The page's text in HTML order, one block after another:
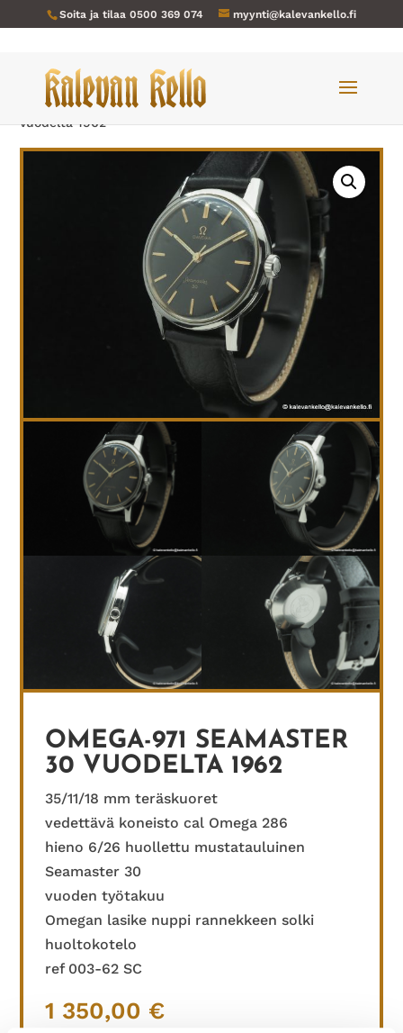
Soita ja tilaa 0500 369 074 myynti@kalevankello.fi
Verkkokauppa/Miesten kellot
/ Omega-971 Seamaster 30
vuodelta 1962
OMEGA-971 SEAMASTER
30 VUODELTA 1962
35/11/18 mm teräskuoret
vedettävä koneisto cal Omega 286
hieno 6/26 huollettu mustatauluinen
Seamaster 30
vuoden työtakuu
Omegan lasike nuppi rannekkeen solki
huoltokotelo
ref 003-62 SC
1 350,00 €